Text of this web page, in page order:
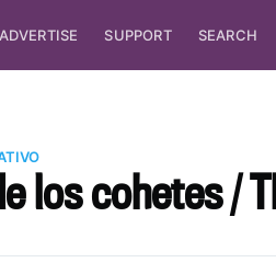
ADVERTISE SUPPORT SEARCH
los cohetes /